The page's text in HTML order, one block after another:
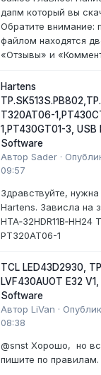
eMMC.
avdalev
NAND FLASH FULL
LEFF 50U540S
Main:
Cpu:
Panel:
...
ВЫДЕЛИЛ
дапм который вы
Обратите внимание:
файлом находятся
«Отзывы» и
Hartens
T320AT06-
1,PT430GT01-3, USB
Software
АвторSader ·
09:57
Здравствуйте,
Hartens. Зависла на
HTA‑32HDR11B‑HH24
PT320AT06-1
TCL LED43D2930,
LVF430AUOT E32
Software
АвторLiVan ·
08:38
@snst Хорошо, но
пишите по правилам.